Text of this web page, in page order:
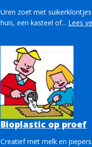
Uren zoet met
huis, een kasteel of... Lees
Bioplastic op proef
Creatief met melk en